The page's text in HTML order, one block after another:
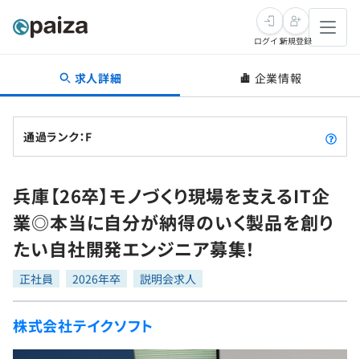
転職・キャリア
転職成功ガイド
転職エージェント
インタビュー
転職成功ガイド
新卒就活
求人検索
本選考
インターン
新卒エージェント
学習
問題集
4択課題
プログラミング言語
ゲーム・マンガ
Tech Team Journal
paizaとは？
ログイン新規登録
求人詳細 企業情報
通過ランク：F
兵庫【26卒】モノづくり現場を支えるIT企
業◎本当に自分が納得のいく製品を創り
たい自社開発エンジニア募集！
正社員 2026年卒 説明会求人
株式会社テイクソフト